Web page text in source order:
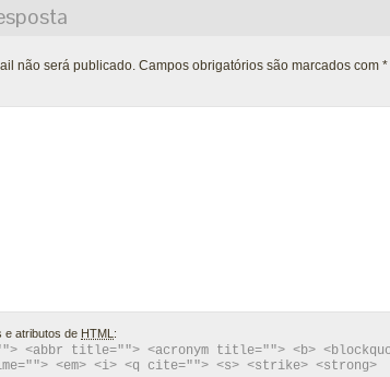
não será publicado. Campos obrigatórios são marcados com *
e atributos de HTML :
<abbr title=""> <acronym title=""> <b>
<em> <i> <q cite=""> <s> <strike> <strong>